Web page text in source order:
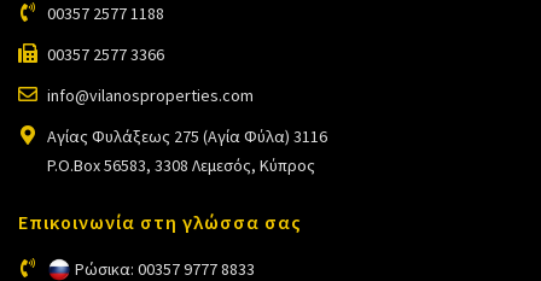
00357 2577 1188
00357 2577 3366
info@vilanosproperties.com
Αγίας Φυλάξεως 275 (Αγία Φύλα) 3116
P.O.Box 56583, 3308 Λεμεσός, Κύπρος
Επικοινωνία στη γλώσσα σας
Ρώσικα: 00357 9777 8833